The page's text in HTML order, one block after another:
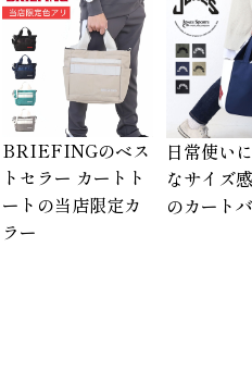
BRIEFINGのベス
トセラー カートト
ートの当店限定カ
ラー
日常使い
なサイズ
のカート